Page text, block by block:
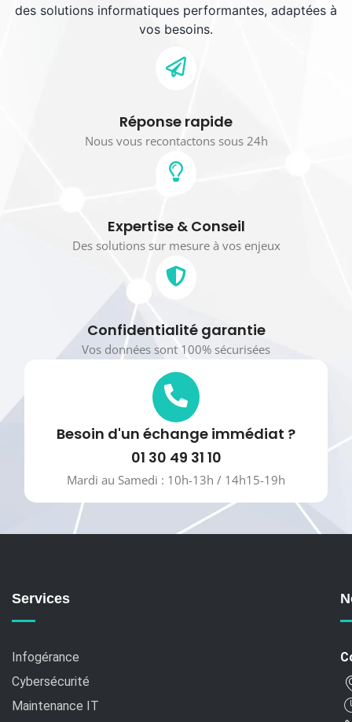
des solutions informatiques performantes, adaptées à
vos besoins.
Réponse rapide
Nous vous recontactons sous 24h
Expertise & Conseil
Des solutions sur mesure à vos enjeux
Confidentialité garantie
Vos données sont 100% sécurisées
Besoin d'un échange immédiat ?
01 30 49 31 10
Mardi au Samedi : 10h-13h / 14h15-19h
Services
Infogérance
Cybersécurité
Maintenance IT